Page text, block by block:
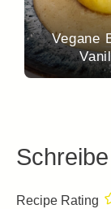
Vegane
Recipe Rating